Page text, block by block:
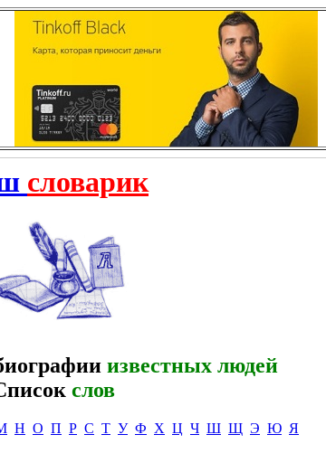
словарик
известных людей
слов
Н О П Р С Т У Ф Х Ц Ч Ш Щ Э Ю Я